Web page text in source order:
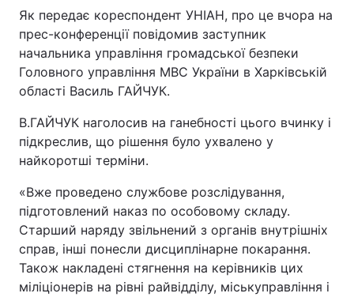
Як передає кореспондент УНІАН, про це вчора на
прес-конференції повідомив заступник
начальника управління громадської безпеки
Головного управління МВС України в Харківській
області Василь ГАЙЧУК.
В.ГАЙЧУК наголосив на ганебності цього вчинку і
підкреслив, що рішення було ухвалено у
найкоротші терміни.
«Вже проведено службове розслідування,
підготовлений наказ по особовому складу.
Старший наряду звільнений з органів внутрішніх
справ, інші понесли дисциплінарне покарання.
Також накладені стягнення на керівників цих
міліціонерів на рівні райвідділу, міськуправління і